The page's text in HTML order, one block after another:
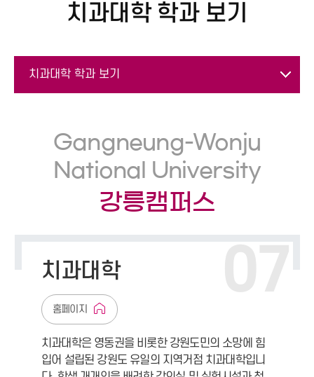
치과대학 학과 보기
치과대학 학과 보기
치의예과Gangneung-Wonju
National University
강릉캠퍼스
치과대학
홈페이지
치과대학은 영동권을 비롯한 강원도민의 소망에 힘
입어 설립된 강원도 유일의 지역거점 치과대학입니